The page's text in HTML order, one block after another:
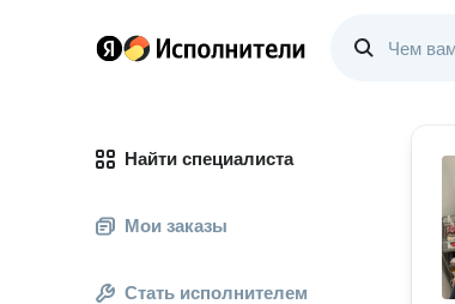
Найти специалиста
Мои заказы
Стать исполнителем